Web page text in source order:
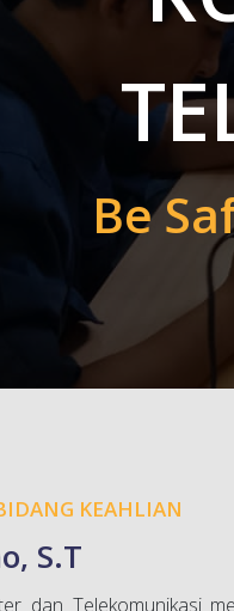
Be
KEAHLIAN
S.T
dan Telekomunikasi